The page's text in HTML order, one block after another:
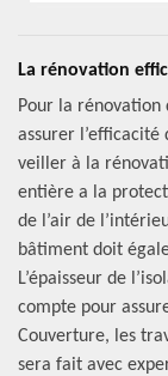
La rénovation
Pour la
assurer l’efficacité
veiller à la
entière a la
de l’air de
bâtiment doit
L’épaisseur de
compte pour
Couverture, les
sera fait avec